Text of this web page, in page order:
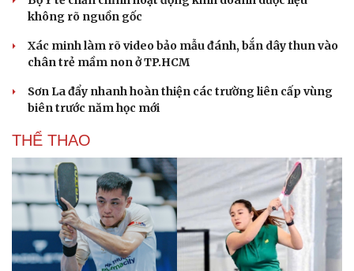
không rõ nguồn gốc
Xác minh làm rõ video bảo mẫu đánh, bắn dây thun vào
chân trẻ mầm non ở TP.HCM
Sơn La đẩy nhanh hoàn thiện các trường liên cấp vùng
biên trước năm học mới
THỂ THAO